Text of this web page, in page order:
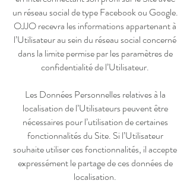
un réseau social de type Facebook ou Google.
OJJO recevra les informations appartenant à
l’Utilisateur au sein du réseau social concerné
dans la limite permise par les paramètres de
confidentialité de l’Utilisateur.
Les Données Personnelles relatives à la
localisation de l’Utilisateurs peuvent être
nécessaires pour l’utilisation de certaines
fonctionnalités du Site. Si l’Utilisateur
souhaite utiliser ces fonctionnalités, il accepte
expressément le partage de ces données de
localisation.